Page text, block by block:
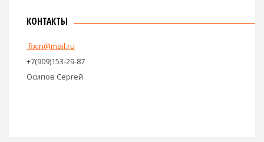
КОНТАКТЫ
fixin@mail.ru
+7(909)153-29-87
Осипов Сергей